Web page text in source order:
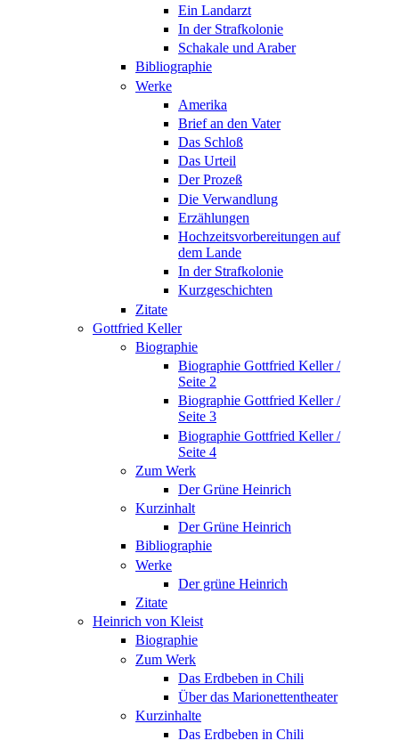
Ein Landarzt
In der Strafkolonie
Schakale und Araber
Bibliographie
Werke
Amerika
Brief an den Vater
Das Schloß
Das Urteil
Der Prozeß
Die Verwandlung
Erzählungen
Hochzeitsvorbereitungen auf
dem Lande
In der Strafkolonie
Kurzgeschichten
Zitate
Gottfried Keller
Biographie
Biographie Gottfried Keller /
Seite 2
Biographie Gottfried Keller /
Seite 3
Biographie Gottfried Keller /
Seite 4
Zum Werk
Der Grüne Heinrich
Kurzinhalt
Der Grüne Heinrich
Bibliographie
Werke
Der grüne Heinrich
Zitate
Heinrich von Kleist
Biographie
Zum Werk
Das Erdbeben in Chili
Über das Marionettentheater
Kurzinhalte
Das Erdbeben in Chili